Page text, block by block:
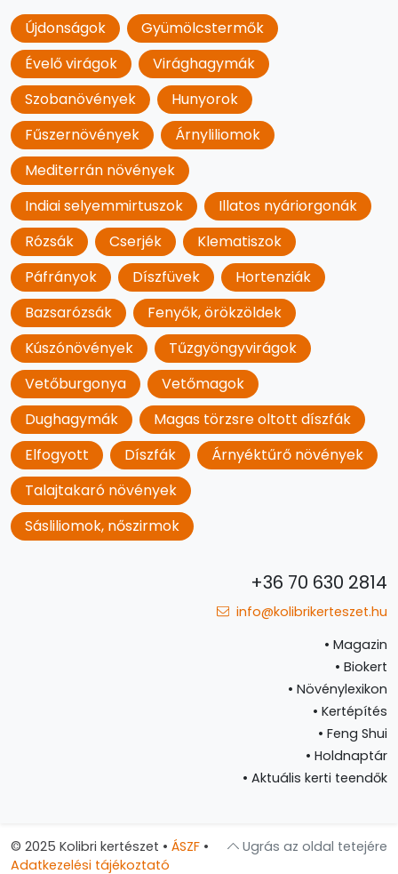
Újdonságok
Gyümölcstermők
Évelő virágok
Virághagymák
Szobanövények
Hunyorok
Fűszernövények
Árnyliliomok
Mediterrán növények
Indiai selyemmirtuszok
Illatos nyáriorgonák
Rózsák
Cserjék
Klematiszok
Páfrányok
Díszfüvek
Hortenziák
Bazsarózsák
Fenyők, örökzöldek
Kúszónövények
Tűzgyöngyvirágok
Vetőburgonya
Vetőmagok
Dughagymák
Magas törzsre oltott díszfák
Elfogyott
Díszfák
Árnyéktűrő növények
Talajtakaró növények
Sásliliomok, nőszirmok
+36 70 630 2814
info@kolibrikerteszet.hu
• Magazin
• Biokert
• Növénylexikon
• Kertépítés
• Feng Shui
• Holdnaptár
• Aktuális kerti teendők
Ugrás az oldal tetejére
© 2025 Kolibri kertészet • ÁSZF •
Adatkezelési tájékoztató